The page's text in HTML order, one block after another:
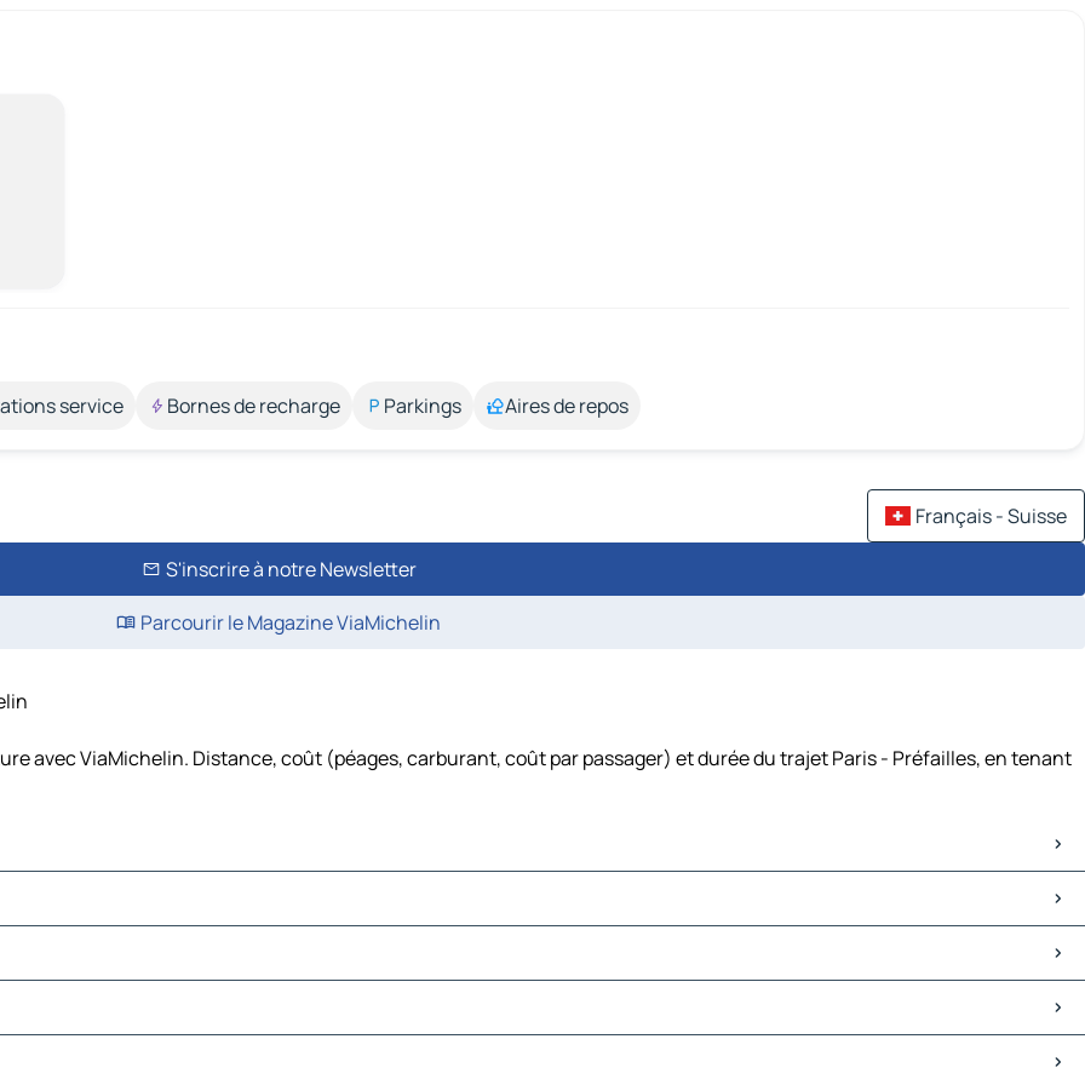
service Bornes de recharge Parkings Aires de repos
Français - Suisse
S'inscrire à notre Newsletter
Parcourir le Magazine ViaMichelin
avec ViaMichelin. Distance, coût (péages, carburant, coût par passager) et durée du trajet Paris - Préfailles, en tenant